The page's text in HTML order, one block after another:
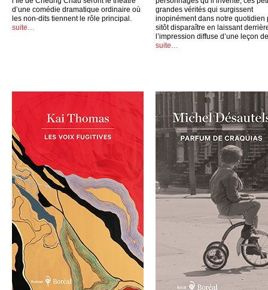
d’une comédie dramatique ordinaire où
les non-dits tiennent le rôle principal.
suite…
grandes vérités qui surgissent
inopinément dans notre quotidien
sitôt disparaître en laissant
l’impression diffuse d’une leçon
suite…